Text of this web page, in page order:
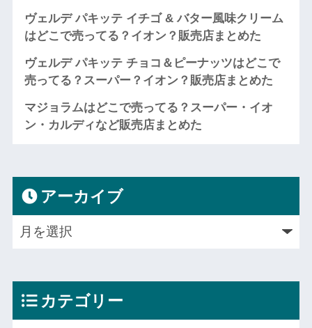
ヴェルデ パキッテ イチゴ & バター風味クリーム
はどこで売ってる？イオン？販売店まとめた
ヴェルデ パキッテ チョコ＆ピーナッツはどこで
売ってる？スーパー？イオン？販売店まとめた
マジョラムはどこで売ってる？スーパー・イオ
ン・カルディなど販売店まとめた
アーカイブ
カテゴリー